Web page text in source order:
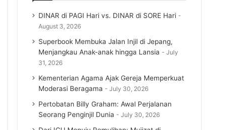
DINAR di PAGI Hari vs. DINAR di SORE Hari
August 3, 2026
Superbook Membuka Jalan Injil di Jepang,
Menjangkau Anak-anak hingga Lansia
July
31, 2026
Kementerian Agama Ajak Gereja Memperkuat
Moderasi Beragama
July 30, 2026
Pertobatan Billy Graham: Awal Perjalanan
Seorang Penginjil Dunia
July 30, 2026